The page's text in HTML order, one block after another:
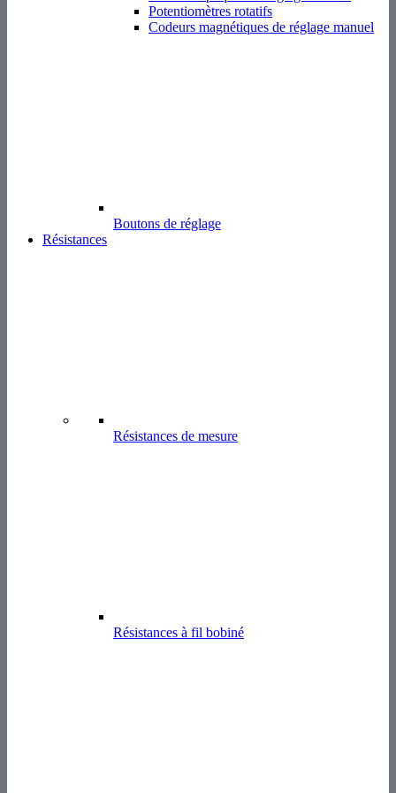
Potentiomètres rotatifs
Codeurs magnétiques de réglage manuel
Boutons de réglage
Résistances
Résistances de mesure
Résistances à fil bobiné